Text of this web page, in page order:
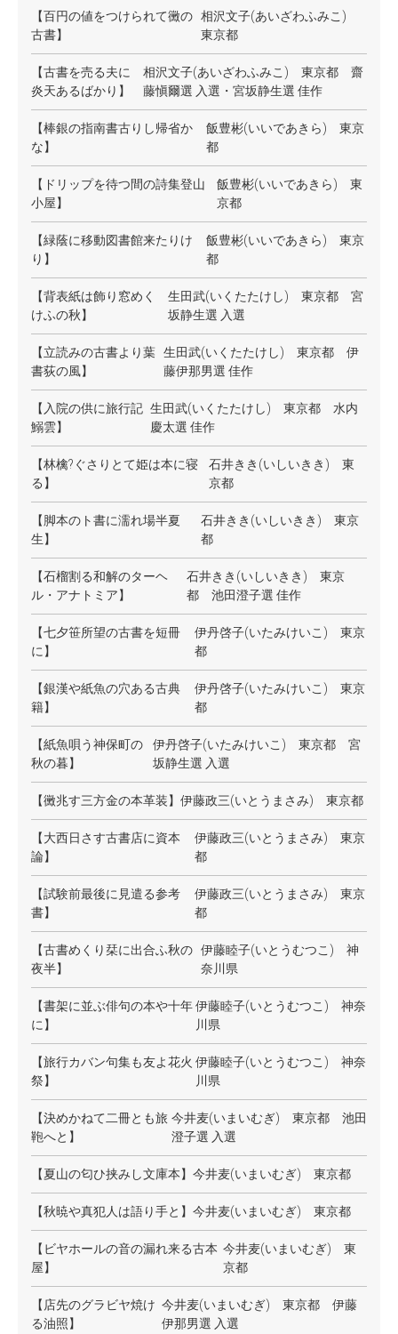
【百円の値をつけられて黴の
古書】
相沢文子(あいざわふみこ)
東京都
【古書を売る夫に
炎天あるばかり】
相沢文子(あいざわふみこ) 東京都 齋
藤愼爾選 入選・宮坂静生選 佳作
【棒銀の指南書古りし帰省か
な】
飯豊彬(いいであきら) 東京
都
【ドリップを待つ間の詩集登山
小屋】
飯豊彬(いいであきら) 東
京都
【緑蔭に移動図書館来たりけ
り】
飯豊彬(いいであきら) 東京
都
【背表紙は飾り窓めく
けふの秋】
生田武(いくたたけし) 東京都 宮
坂静生選 入選
【立読みの古書より葉
書荻の風】
生田武(いくたたけし) 東京都 伊
藤伊那男選 佳作
【入院の供に旅行記
鰯雲】
生田武(いくたたけし) 東京都 水内
慶太選 佳作
【林檎?ぐさりとて姫は本に寝
る】
石井きき(いしいきき) 東
京都
【脚本のト書に濡れ場半夏
生】
石井きき(いしいきき) 東京
都
【石榴割る和解のターヘ
ル・アナトミア】
石井きき(いしいきき) 東京
都 池田澄子選 佳作
【七夕笹所望の古書を短冊
に】
伊丹啓子(いたみけいこ) 東京
都
【銀漢や紙魚の穴ある古典
籍】
伊丹啓子(いたみけいこ) 東京
都
【紙魚唄う神保町の
秋の暮】
伊丹啓子(いたみけいこ) 東京都 宮
坂静生選 入選
【黴兆す三方金の本革装】 伊藤政三(いとうまさみ) 東京都
【大西日さす古書店に資本
論】
伊藤政三(いとうまさみ) 東京
都
【試験前最後に見遣る参考
書】
伊藤政三(いとうまさみ) 東京
都
【古書めくり栞に出合ふ秋の
夜半】
伊藤睦子(いとうむつこ) 神
奈川県
【書架に並ぶ俳句の本や十年
に】
伊藤睦子(いとうむつこ) 神奈
川県
【旅行カバン句集も友よ花火
祭】
伊藤睦子(いとうむつこ) 神奈
川県
【決めかねて二冊とも旅
鞄へと】
今井麦(いまいむぎ) 東京都 池田
澄子選 入選
【夏山の匂ひ挟みし文庫本】 今井麦(いまいむぎ) 東京都
【秋暁や真犯人は語り手と】 今井麦(いまいむぎ) 東京都
【ビヤホールの音の漏れ来る古本
屋】
今井麦(いまいむぎ) 東
京都
【店先のグラビヤ焼け
る油照】
今井麦(いまいむぎ) 東京都 伊藤
伊那男選 入選